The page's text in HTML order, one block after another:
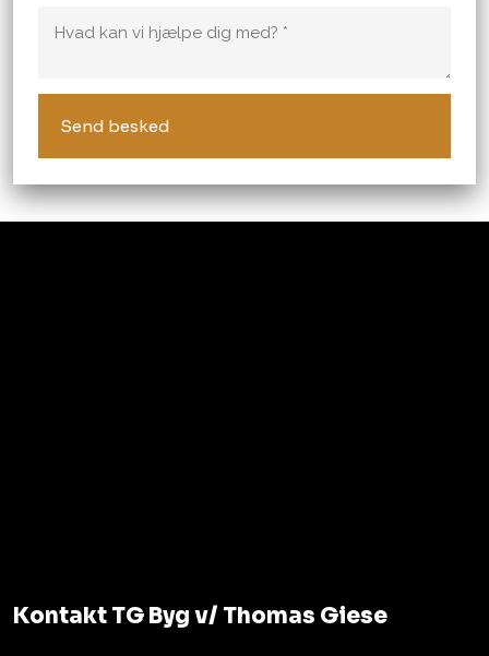
Kontakt TG Byg v/ Thomas Giese